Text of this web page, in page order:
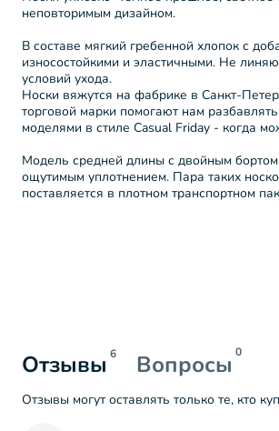
неповторимым дизайном.
В составе мягкий гребенной хлопок с
износостойкими и эластичными. Не
условий ухода.
Носки вяжутся на фабрике в Санкт-
торговой марки помогают нам
моделями в стиле Casual Friday - когда
Модель средней длины с двойным
ощутимым уплотнением. Пара таких
поставляется в плотном транспортном
Отзывы 6 Вопросы 0
Отзывы могут оставлять только те, кто